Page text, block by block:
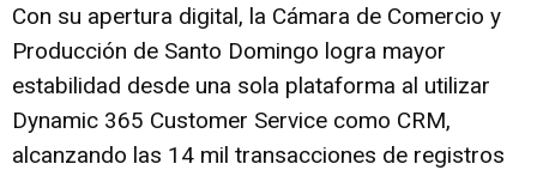
Con su apertura digital, la Cámara de Comercio y
Producción de Santo Domingo logra mayor
estabilidad desde una sola plataforma al utilizar
Dynamic 365 Customer Service como CRM,
alcanzando las 14 mil transacciones de registros